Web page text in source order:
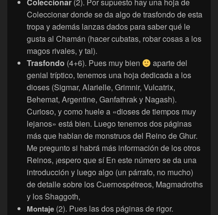
Coleccionar (2). Por supuesto hay una hoja de
Coleccionar donde se da algo de trasfondo de esta
tropa y además lanzas dados para saber qué le
gusta al Chamán (hacer cubatas, robar cosas a los
magos rivales, y tal).
Trasfondo (4+6). Pues muy bien
aparte del
genial tríptico, tenemos una hoja dedicada a los
dioses (Sigmar, Alarielle, Grimnir, Vulcatrix,
Behemat, Argentine, Ganfathrak y Nagash).
Curioso, y como huele a «dioses de tiempos muy
lejanos» está bien. Luego tenemos dos páginas
más que hablan de monstruos del Reino de Ghur.
Me pregunto si habrá más información de los otros
Reinos, ¡espero que sí En este número se da una
introducción y luego algo (un párrafo, no mucho)
de detalle sobre los Cuernospétreos, Magmadroths
y los Shaggoth,
Montaje (2). Pues las dos páginas de rigor.